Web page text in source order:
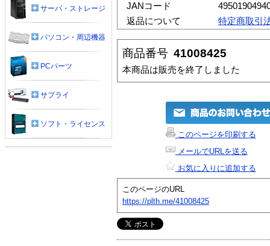
JANコード
返品について
特定商取引
商品番号 41008425
本商品は販売を終了しました
このページを印刷する
メールでURLを送る
お気に入りに追加する
このページのURL
https://plth.me/41008425
サーバ・ストレージ
パソコン・周辺機器
PCパーツ
サプライ
ソフト・ライセンス